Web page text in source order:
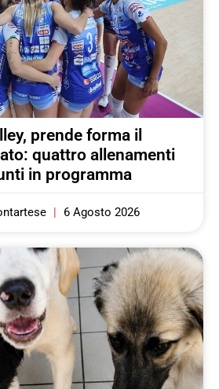
prende forma il
quattro allenamenti
in programma
6 Agosto 2026